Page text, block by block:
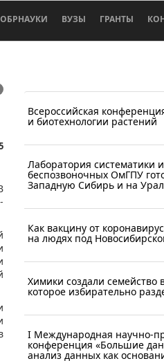
ВУЗЫ ГРАНТЫ
Всероссийская
и биотехнологии растений
Лаборатория систематики
беспозвоночных ОмГПУ
Западную Сибирь и на Урал
Как вакцину от
на людях под
Химики создали семейство
которое избирательно
I Международная научно-
конференция «Большие
анализ данных как